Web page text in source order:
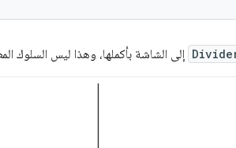
إلى الشاشة بأكملها، وهذا ليس السلوك